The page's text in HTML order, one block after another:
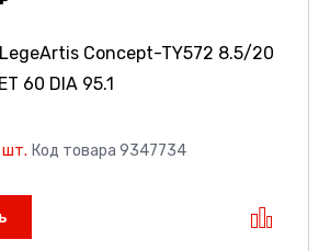
Concept-TY572 8.5/20
60 DIA 95.1
шт. Код товара 9347734